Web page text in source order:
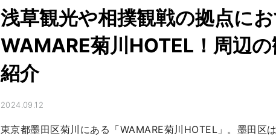
浅草観光や相撲観戦の拠点に
WAMARE菊川HOTEL！周辺
紹介
2024.09.12
東京都墨田区菊川にある「WAMARE菊川HOTEL」。墨田区